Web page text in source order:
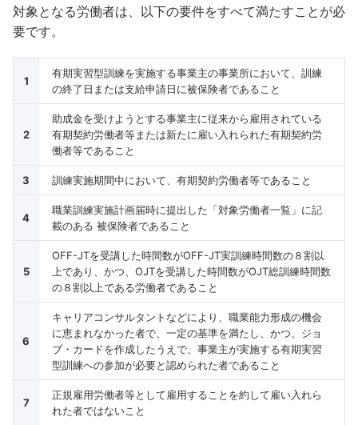
対象となる労働者は、以下の要件をすべて満たすことが必
要です。
1
有期実習型訓練を実施する事業主の事業所において、訓練
の終了日または支給申請日に被保険者であること
2
助成金を受けようとする事業主に従来から雇用されている
有期契約労働者等または新たに雇い入れられた有期契約労
働者等であること
3 訓練実施期間中において、有期契約労働者等であること
4
職業訓練実施計画届時に提出した「対象労働者一覧」に記
載のある 被保険者であること
5
OFF-JTを受講した時間数がOFF-JT実訓練時間数の８割以
上であり、かつ、OJTを受講した時間数がOJT総訓練時間数
の８割以上である労働者であること
6
キャリアコンサルタントなどにより、職業能力形成の機会
に恵まれなかった者で、一定の基準を満たし、かつ、ジョ
ブ・カードを作成したうえで、事業主が実施する有期実習
型訓練への参加が必要と認められた者であること
7
正規雇用労働者等として雇用することを約して雇い入れら
れた者ではないこと